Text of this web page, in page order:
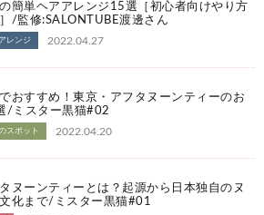
簡単ヘアアレンジ15選［初心者向けやり方
/監修:SALONTUBE渡邊さん
レンジ 2022.04.27
おすすめ！東京・アフタヌーンティーのお
/ミスター黒猫#02
スポット 2022.04.20
ヌーンティーとは？起源から日本独自のヌ
化まで/ミスター黒猫#01